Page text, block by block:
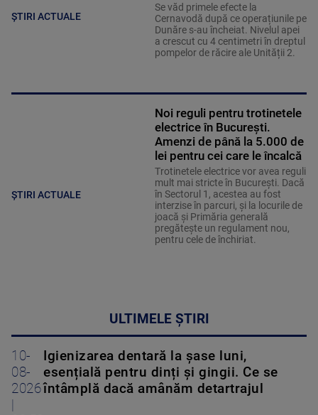
ȘTIRI ACTUALE
Se văd primele efecte la
Cernavodă după ce operațiunile pe
Dunăre s-au încheiat. Nivelul apei
a crescut cu 4 centimetri în dreptul
pompelor de răcire ale Unității 2.
ȘTIRI ACTUALE
Noi reguli pentru trotinetele
electrice în București.
Amenzi de până la 5.000 de
lei pentru cei care le încalcă
Trotinetele electrice vor avea reguli
mult mai stricte în București. Dacă
în Sectorul 1, acestea au fost
interzise în parcuri, și la locurile de
joacă și Primăria generală
pregătește un regulament nou,
pentru cele de închiriat.
ULTIMELE ȘTIRI
10-
08-
2026
|
Igienizarea dentară la șase luni,
esențială pentru dinți și gingii. Ce se
întâmplă dacă amânăm detartrajul